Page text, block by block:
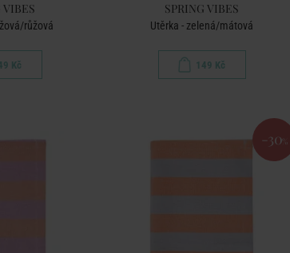
VIBES
růžová
Kč
SPRING VIBES
Utěrka - zelená/mátová
149 Kč
-30 %